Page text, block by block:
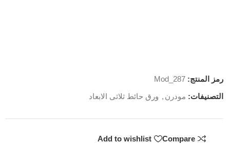
رمز المنتج:Mod_287
التصنيفات: مودرن , ورق حائط ثلاثى الابعاد
Compare
Add to wishlist